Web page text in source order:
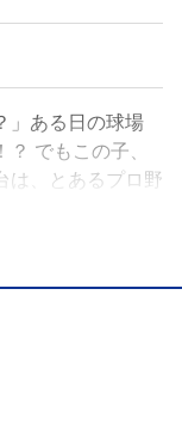
」ある日の球場
でもこの子、
、とあるプロ野
働き、笑い合
るで一つの
クの「住人」